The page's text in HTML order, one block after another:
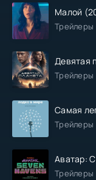
Малой
Трейлеры
Девятая
Трейлеры
Самая
Трейлеры
Аватар:
Трейлеры